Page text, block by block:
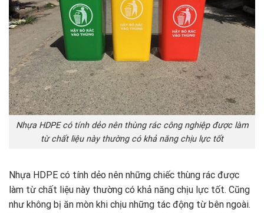
Nhựa HDPE có tính dẻo nên thùng rác công nghiệp được làm
từ chất liệu này thường có khả năng chịu lực tốt
Nhựa HDPE có tính dẻo nên những chiếc thùng rác được
làm từ chất liệu này thường có khả năng chịu lực tốt. Cũng
như không bị ăn mòn khi chịu những tác động từ bên ngoài.